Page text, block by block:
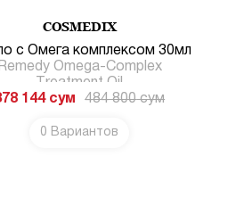
COSMEDIX
с Омега комплексом 30мл
Remedy Omega-Complex
Treatment Oil
144сум 484 800сум
0 Вариантов